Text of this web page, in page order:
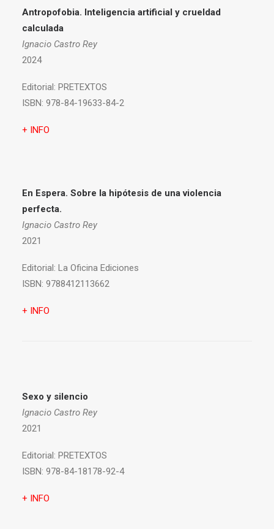
Antropofobia. Inteligencia artificial y crueldad
calculada
Ignacio Castro Rey
2024
Editorial: PRETEXTOS
ISBN: 978-84-19633-84-2
+ INFO
En Espera. Sobre la hipótesis de una violencia
perfecta.
Ignacio Castro Rey
2021
Editorial: La Oficina Ediciones
ISBN: 9788412113662
+ INFO
Sexo y silencio
Ignacio Castro Rey
2021
Editorial: PRETEXTOS
ISBN: 978-84-18178-92-4
+ INFO